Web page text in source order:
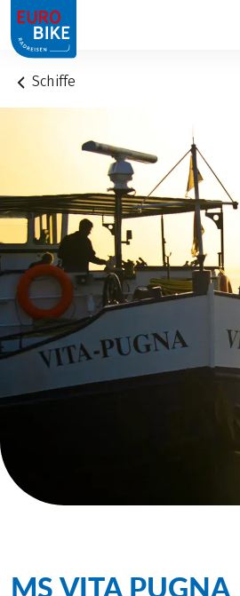
1
Schiffe
MS VITA PUGNA